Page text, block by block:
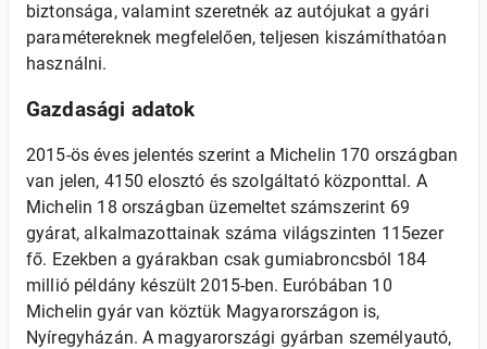
biztonsága, valamint szeretnék az autójukat a gyári
paramétereknek megfelelően, teljesen kiszámíthatóan
használni.
Gazdasági adatok
2015-ös éves jelentés szerint a Michelin 170 országban
van jelen, 4150 elosztó és szolgáltató központtal. A
Michelin 18 országban üzemeltet számszerint 69
gyárat, alkalmazottainak száma világszinten 115ezer
fő. Ezekben a gyárakban csak gumiabroncsból 184
millió példány készült 2015-ben. Euróbában 10
Michelin gyár van köztük Magyarországon is,
Nyíregyházán. A magyarországi gyárban személyautó,